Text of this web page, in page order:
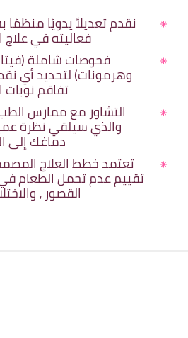
نقدم تعديلاً يدويًا
فعاليته في
فحوصات شاملة
وهرمونات) لتحديد أي
تفاقم
التشاور مع ممارس
والذي سيلقي نظرة
دماغك إلى
تعتمد خطط العلاج
تقييم عدم تحمل الطعام
القصور ،